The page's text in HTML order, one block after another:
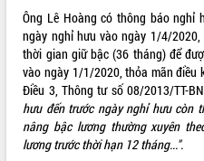
Ông Lê Hoàng có thông báo
ngày nghỉ hưu vào ngày 1/4/
thời gian giữ bậc (36 tháng) để
vào ngày 1/1/2020, thỏa mãn điều
Điều 3, Thông tư số 08/2013/TT-
hưu đến trước ngày nghỉ hưu còn
nâng bậc lương thường xuyên
lương trước thời hạn 12 tháng...".